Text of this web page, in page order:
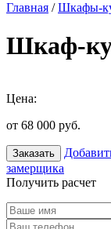
Главная /Шкафы-
Шкаф-
Цена:
от 68 000 руб.
Заказать
замерщика
Получить расчет